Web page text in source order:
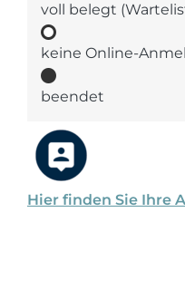
Hier finden Sie Ihre
voll belegt
keine Online-
beendet